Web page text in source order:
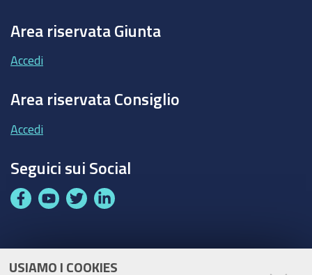
USIAMO I COOKIES
Area riservata Giunta
Accedi
Area riservata Consiglio
Accedi
Seguici sui Social
F
e
b
Y
t
u
T
t
t
L
k
e
Partita Iva / Codice Fiscale: 00796640100